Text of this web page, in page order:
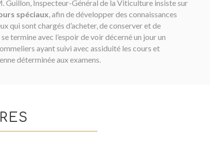
Guillon, Inspecteur-Général de la Viticulture insiste sur
spéciaux , afin de développer des connaissances
qui sont chargés d’acheter, de conserver et de
termine avec l’espoir de voir décerné un jour un
ayant suivi avec assiduité les cours et
déterminée aux examens.